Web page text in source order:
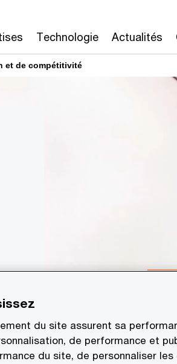
Technologie Actualités
et de compétitivité
du site assurent sa
de performance et
du site, de personnaliser les